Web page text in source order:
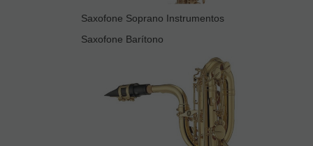
Saxofone Soprano Instrumentos
Saxofone Barítono